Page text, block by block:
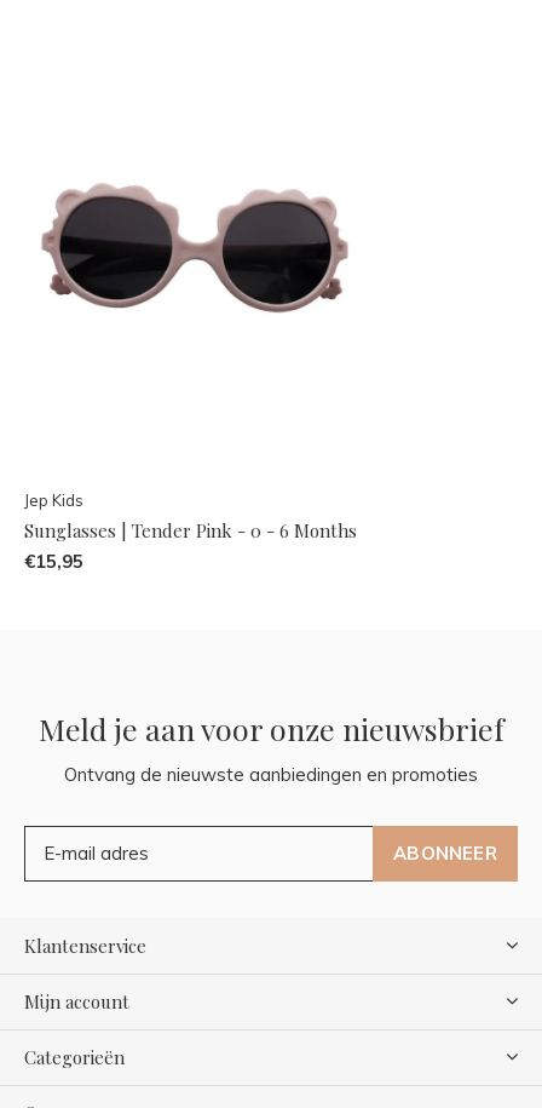
Jep Kids
Sunglasses | Tender Pink - 0 - 6 Months
€15,95
Meld je aan voor onze nieuwsbrief
Ontvang de nieuwste aanbiedingen en promoties
ABONNEER
Klantenservice
Mijn account
Categorieën